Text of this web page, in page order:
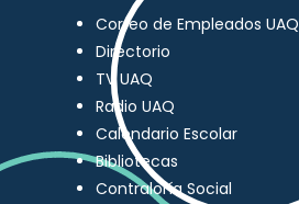
Correo de Empleados UAQ
Directorio
TV UAQ
Radio UAQ
Calendario Escolar
Bibliotecas
Contraloría Social